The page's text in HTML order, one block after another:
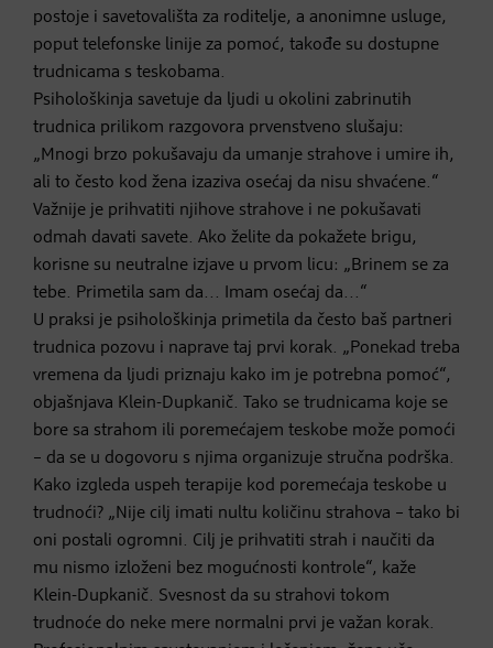
postoje i savetovališta za roditelje, a anonimne usluge,
poput telefonske linije za pomoć, takođe su dostupne
trudnicama s teskobama.
Psihološkinja savetuje da ljudi u okolini zabrinutih
trudnica prilikom razgovora prvenstveno slušaju:
„Mnogi brzo pokušavaju da umanje strahove i umire ih,
ali to često kod žena izaziva osećaj da nisu shvaćene.“
Važnije je prihvatiti njihove strahove i ne pokušavati
odmah davati savete. Ako želite da pokažete brigu,
korisne su neutralne izjave u prvom licu: „Brinem se za
tebe. Primetila sam da... Imam osećaj da...“
U praksi je psihološkinja primetila da često baš partneri
trudnica pozovu i naprave taj prvi korak. „Ponekad treba
vremena da ljudi priznaju kako im je potrebna pomoć“,
objašnjava Klein-Dupkanič. Tako se trudnicama koje se
bore sa strahom ili poremećajem teskobe može pomoći
– da se u dogovoru s njima organizuje stručna podrška.
Kako izgleda uspeh terapije kod poremećaja teskobe u
trudnoći? „Nije cilj imati nultu količinu strahova – tako bi
oni postali ogromni. Cilj je prihvatiti strah i naučiti da
mu nismo izloženi bez mogućnosti kontrole“, kaže
Klein-Dupkanič. Svesnost da su strahovi tokom
trudnoće do neke mere normalni prvi je važan korak.